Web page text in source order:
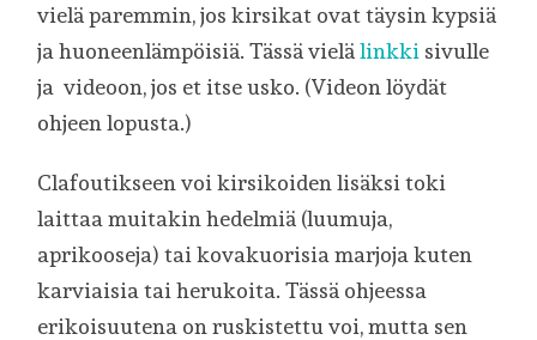
vielä paremmin, jos kirsikat ovat täysin kypsiä
ja huoneenlämpöisiä. Tässä vielälinkki sivulle
ja videoon, jos et itse usko. (Videon löydät
ohjeen lopusta.)
Clafoutikseen voi kirsikoiden lisäksi toki
laittaa muitakin hedelmiä (luumuja,
aprikooseja) tai kovakuorisia marjoja kuten
karviaisia tai herukoita. Tässä ohjeessa
erikoisuutena on ruskistettu voi, mutta sen